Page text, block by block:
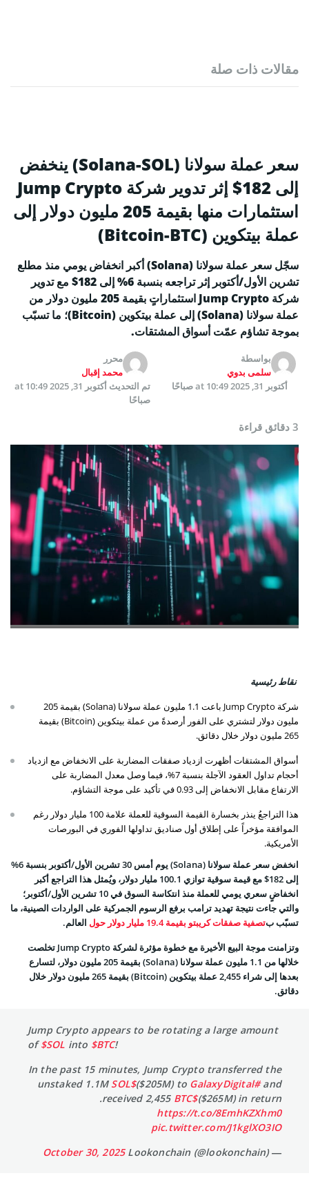
مقالات ذات صلة
سعر عملة سولانا (Solana-SOL) ينخفض
إلى 182$ إثر تدوير شركة Jump Crypto
استثمارات منها بقيمة 205 مليون دولار إلى
عملة بيتكوين (Bitcoin-BTC)
سجّل سعر عملة سولانا (Solana) أكبر انخفاض يومي منذ مطلع
تشرين الأول/أكتوبر إثر تراجعه بنسبة 6% إلى 182$ مع تدوير
شركة Jump Crypto استثماراتٍ بقيمة 205 مليون دولار من
عملة سولانا (Solana) إلى عملة بيتكوين (Bitcoin)؛ ما تسبّب
بموجة تشاؤم عمّت أسواق المشتقات.
بواسطة
سلمى بدوي
محرر
محمد إقبال
أكتوبر 31, 2025 at 10:49 صباحًا
تم التحديث
أكتوبر 31, 2025 at 10:49
صباحًا
3 دقائق قراءة
نقاط رئيسية
شركة Jump Crypto باعت 1.1 مليون عملة سولانا (Solana) بقيمة 205
مليون دولار لتشتري على الفور أرصدةً من عملة بيتكوين (Bitcoin) بقيمة
265 مليون دولار خلال دقائق.
أسواق المشتقات أظهرت ازدياد صفقات المضاربة على الانخفاض مع ازدياد
أحجام تداول العقود الآجلة بنسبة 7%، فيما وصل معدل المضاربة على
الارتفاع مقابل الانخفاض إلى 0.93 في تأكيد على موجة التشاؤم.
هذا التراجعُ ينذر بخسارة القيمة السوقية للعملة علامة 100 مليار دولار رغم
الموافقة مؤخراً على إطلاق أول صناديق تداولها الفوري في البورصات
الأمريكية.
انخفض سعر عملة سولانا (Solana)
يوم أمس 30 تشرين الأول/أكتوبر بنسبة 6%
إلى 182$ مع قيمة سوقية توازي 100.1 مليار دولار، ويُمثل هذا التراجع أكبر
انخفاضٍ سعري يومي للعملة منذ انتكاسة السوق في 10 تشرين الأول/أكتوبر؛
والتي جاءت نتيجة تهديد ترامب برفع الرسوم الجمركية على الواردات الصينية، ما
تسبّب بتصفية صفقات كريبتو بقيمة 19.4 مليار دولار حول العالم.
وتزامنت موجة البيع الأخيرة مع خطوة مؤثرة لشركة Jump Crypto تخلصت
خلالها من 1.1 مليون عملة سولانا (Solana) بقيمة 205 مليون دولار، لتسارع
بعدها إلى شراء 2,455 عملة
بيتكوين (Bitcoin)
بقيمة 265 مليون دولار خلال
دقائق.
Jump Crypto appears to be rotating a large amount
of$SOL into $BTC!
In the past 15 minutes, Jump Crypto transferred the
unstaked 1.1M
$SOL($205M) to #GalaxyDigitaland
received 2,455
$BTC($265M) in return.
https://t.co/8EmhKZXhm0
pic.twitter.com/J1kglXO3IO
— Lookonchain (@lookonchain)
October 30, 2025